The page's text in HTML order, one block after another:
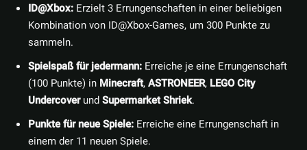
ID@Xbox: Erzielt 3 Errungenschaften in einer beliebigen
Kombination von ID@Xbox-Games, um 300 Punkte zu
sammeln.
Spielspaß für jedermann: Erreiche je eine Errungenschaft
(100 Punkte) in Minecraft,ASTRONEER, LEGO City
UndercoverundSupermarket Shriek.
Punkte für neue Spiele: Erreiche eine Errungenschaft in
einem der 11 neuen Spiele.